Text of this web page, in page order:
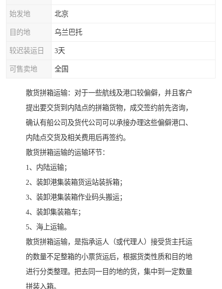
始发地 北京
目的地 乌兰巴托
较迟装运日 3天
可售卖地 全国
散货拼箱运输：对于一些航线及港口较偏僻，并且客户
提出要交货到内陆点的拼箱货物，成交签约前先咨询，
确认有船公司及货代公司可以承接办理这些偏僻港口、
内陆点交货及相关费用后再签约。
散货拼箱运输的运输环节：
1、内陆运输；
2、装卸港集装箱货运站装拆箱；
3、装卸港集装箱作业码头搬运；
4、装卸集装箱车；
5、海上运输。
散货拼箱运输，是指承运人（或代理人）接受货主托运
的数量不足整箱的小票货运后，根据货类性质和目的地
进行分类整理。把去同一目的地的货，集中到一定数量
拼装入箱。